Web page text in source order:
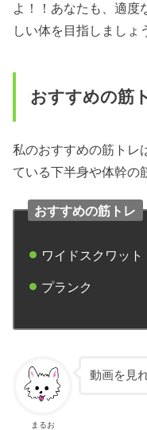
よ！！あなたも、適度
しい体を目指しましょ
おすすめの筋
私のおすすめの筋トレ
ている下半身や体幹の
おすすめの筋トレ
ワイドスクワット
プランク
まるお
動画を見